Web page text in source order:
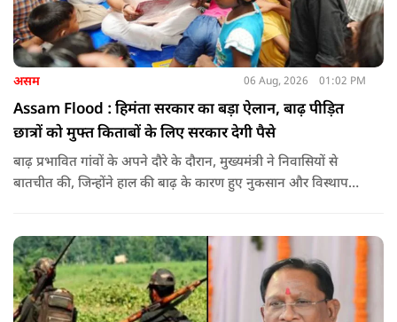
असम 06 Aug, 2026 01:02 PM
Assam Flood : हिमंता सरकार का बड़ा ऐलान, बाढ़ पीड़ित
छात्रों को मुफ्त किताबों के लिए सरकार देगी पैसे
बाढ़ प्रभावित गांवों के अपने दौरे के दौरान, मुख्यमंत्री ने निवासियों से
बातचीत की, जिन्होंने हाल की बाढ़ के कारण हुए नुकसान और विस्थापन